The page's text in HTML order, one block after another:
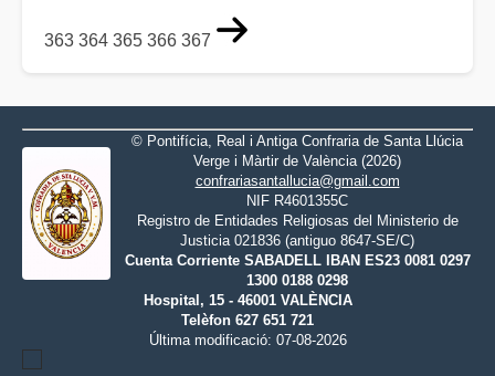
363 364 365 366 367
© Pontifícia, Real i Antiga Confraria de Santa Llúcia
Verge i Màrtir de València (2026)
confrariasantallucia@gmail.com
NIF R4601355C
Registro de Entidades Religiosas del Ministerio de
Justicia 021836 (antiguo 8647-SE/C)
Cuenta Corriente SABADELL IBAN ES23 0081 0297
1300 0188 0298
Hospital, 15 - 46001 VALÈNCIA
Telèfon 627 651 721
Última modificació: 07-08-2026